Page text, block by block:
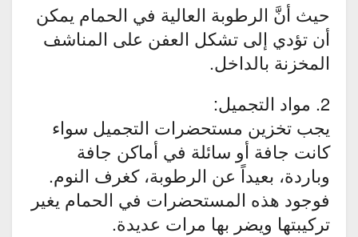
حيث أنَّ الرطوبة العالية في الحمام يمكن
أن تؤدي إلى تشكل العفن على المناشف
المخزنة بالداخل.
2. مواد التجميل:
يجب تخزين مستحضرات التجميل سواء
كانت جافة أو سائلة في أماكن جافة
وباردة، بعيداً عن الرطوبة، كغرف النوم.
فوجود هذه المستحضرات في الحمام يغير
تركيبتها ويضر بها مرات عديدة.